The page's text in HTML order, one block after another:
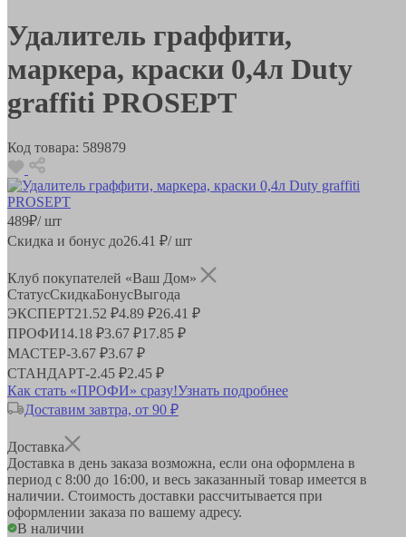
Удалитель граффити,
маркера, краски 0,4л Duty
graffiti PROSEPT
Код товара: 589879
489₽/ шт
Скидка и бонус до26.41 ₽/ шт
Клуб покупателей «Ваш Дом»
СтатусСкидкаБонусВыгода
ЭКСПЕРТ21.52 ₽4.89 ₽26.41 ₽
ПРОФИ14.18 ₽3.67 ₽17.85 ₽
МАСТЕР-3.67 ₽3.67 ₽
СТАНДАРТ-2.45 ₽2.45 ₽
Как стать «ПРОФИ» сразу!Узнать подробнее
Доставим завтра, от 90 ₽
Доставка
Доставка в день заказа возможна, если она оформлена в
период с 8:00 до 16:00, и весь заказанный товар имеется в
наличии. Стоимость доставки рассчитывается при
оформлении заказа по вашему адресу.
В наличии